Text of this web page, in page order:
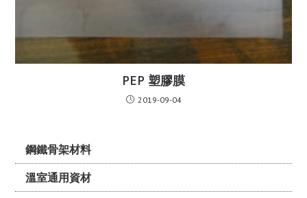
PEP 塑膠膜
2019-09-04
鋼鐵骨架材料
溫室通用資材